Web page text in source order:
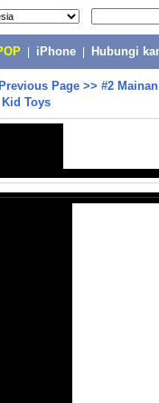
iPhone Hubungi
Previous Page >> #2
Toys